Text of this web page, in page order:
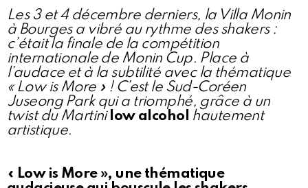
Les 3 et 4 décembre derniers, la Villa Monin
à Bourges a vibré au rythme des shakers :
c’était la finale de la compétition
internationale de Monin Cup. Place à
l’audace et à la subtilité avec la thématique
« Low is More » ! C’est le Sud-Coréen
Juseong Park qui a triomphé, grâce à un
twist du Martini low alcohol
hautement
artistique.
« Low is More », une thématique